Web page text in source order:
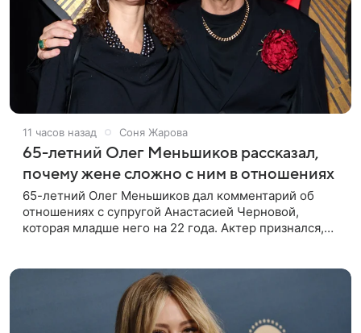
11 часов назад Соня Жарова
65-летний Олег Меньшиков рассказал,
почему жене сложно с ним в отношениях
65-летний Олег Меньшиков дал комментарий об
отношениях с супругой Анастасией Черновой,
которая младше него на 22 года. Актер признался,